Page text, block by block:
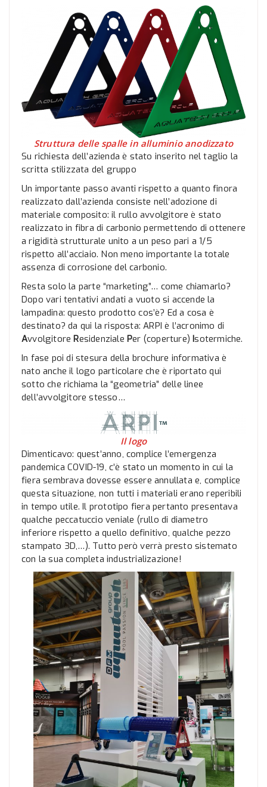
Struttura delle spalle in alluminio anodizzato
Su richiesta dell’azienda è stato inserito nel taglio la
scritta stilizzata del gruppo
Un importante passo avanti rispetto a quanto finora
realizzato dall’azienda consiste nell’adozione di
materiale composito: il rullo avvolgitore è stato
realizzato in fibra di carbonio permettendo di ottenere
a rigidità strutturale unito a un peso pari a 1/5
rispetto all’acciaio. Non meno importante la totale
assenza di corrosione del carbonio.
Resta solo la parte “marketing”… come chiamarlo?
Dopo vari tentativi andati a vuoto si accende la
lampadina: questo prodotto cos’è? Ed a cosa è
destinato? da qui la risposta: ARPI è l’acronimo di
AvvolgitoreResidenzialePer (coperture)Isotermiche.
In fase poi di stesura della brochure informativa è
nato anche il logo particolare che è riportato qui
sotto che richiama la “geometria” delle linee
dell’avvolgitore stesso…
Il logo
Dimenticavo: quest’anno, complice l’emergenza
pandemica COVID-19, c’è stato un momento in cui la
fiera sembrava dovesse essere annullata e, complice
questa situazione, non tutti i materiali erano reperibili
in tempo utile. Il prototipo fiera pertanto presentava
qualche peccatuccio veniale (rullo di diametro
inferiore rispetto a quello definitivo, qualche pezzo
stampato 3D,…). Tutto però verrà presto sistemato
con la sua completa industrializazione!